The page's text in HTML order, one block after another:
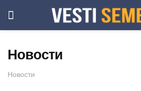
Новости
Новости